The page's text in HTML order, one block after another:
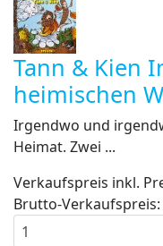
Tann & Kien
heimischen
Irgendwo und
Heimat. Zwei ...
Verkaufspreis inkl.
Brutto-Verkaufspreis: